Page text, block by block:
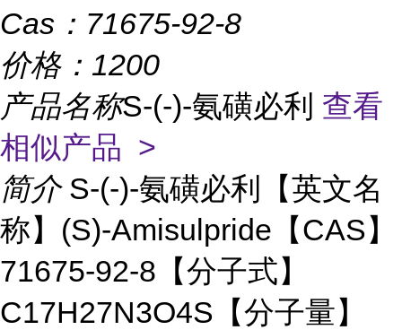
Cas： 71675-92-8
价格： 1200
产品名称S-(-)-氨磺必利 查看
相似产品 >
简介 S-(-)-氨磺必利【英文名
称】(S)-Amisulpride【CAS】
71675-92-8【分子式】
C17H27N3O4S【分子量】